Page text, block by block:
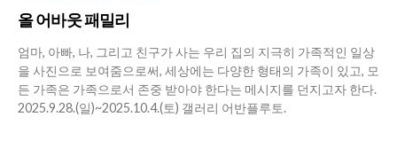
올 어바웃 패밀리
엄마, 아빠, 나, 그리고 친구가 사는 우리 집의 지극히 가족적인 일상
을 사진으로 보여줌으로써, 세상에는 다양한 형태의 가족이 있고, 모
든 가족은 가족으로서 존중 받아야 한다는 메시지를 던지고자 한다.
2025.9.28.(일)~2025.10.4.(토) 갤러리 어반플루토.